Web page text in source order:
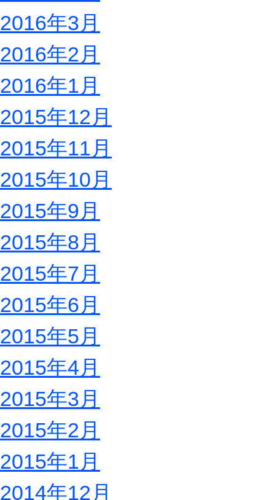
2016年3月
2016年2月
2016年1月
2015年12月
2015年11月
2015年10月
2015年9月
2015年8月
2015年7月
2015年6月
2015年5月
2015年4月
2015年3月
2015年2月
2015年1月
2014年12月